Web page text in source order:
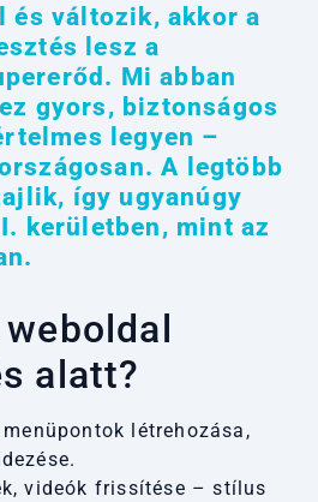
és változik, akkor a
lesz a
Mi abban
gyors, biztonságos
legyen –
A legtöbb
így ugyanúgy
kerületben, mint az
weboldal
alatt?
létrehozása,
videók frissítése – stílus